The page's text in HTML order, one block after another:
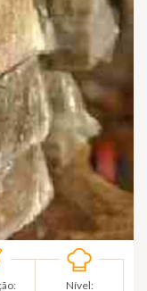
Nível: